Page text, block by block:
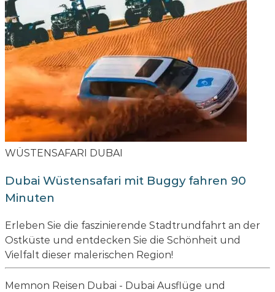
WÜSTENSAFARI DUBAI
Dubai Wüstensafari mit Buggy fahren 90
Minuten
Erleben Sie die faszinierende Stadtrundfahrt an der
Ostküste und entdecken Sie die Schönheit und
Vielfalt dieser malerischen Region!
Memnon Reisen Dubai - Dubai Ausflüge und